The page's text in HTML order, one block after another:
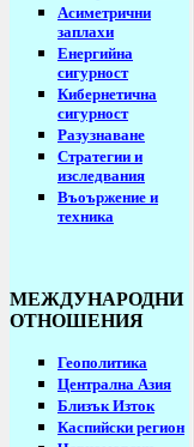
Асиметрични
заплахи
Енергийна
сигурност
Кибернетична
сигурност
Разузнаване
Стратегии и
изследвания
Въоържение и
техника
МЕЖДУНАРОДНИ
ОТНОШЕНИЯ
Геополитика
Централна Азия
Близък Изток
Каспийски регион